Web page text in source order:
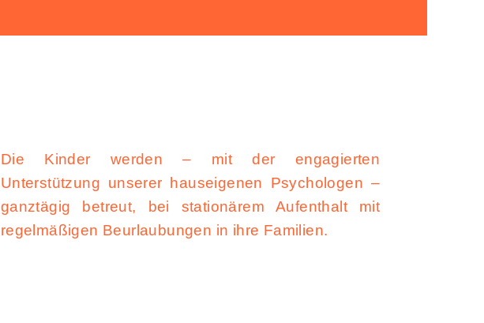
Die Kinder werden – mit der engagierten
Unterstützung unserer hauseigenen Psychologen –
ganztägig betreut, bei stationärem Aufenthalt mit
regelmäßigen Beurlaubungen in ihre Familien.